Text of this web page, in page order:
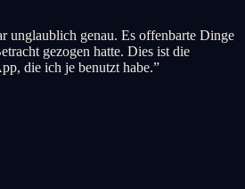
unglaublich genau. Es offenbarte Dinge
gezogen hatte. Dies ist die
die ich je benutzt habe.”